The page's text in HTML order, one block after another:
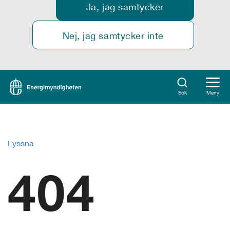
Ja, jag samtycker
Nej, jag samtycker inte
Sök Meny
Lyssna
404